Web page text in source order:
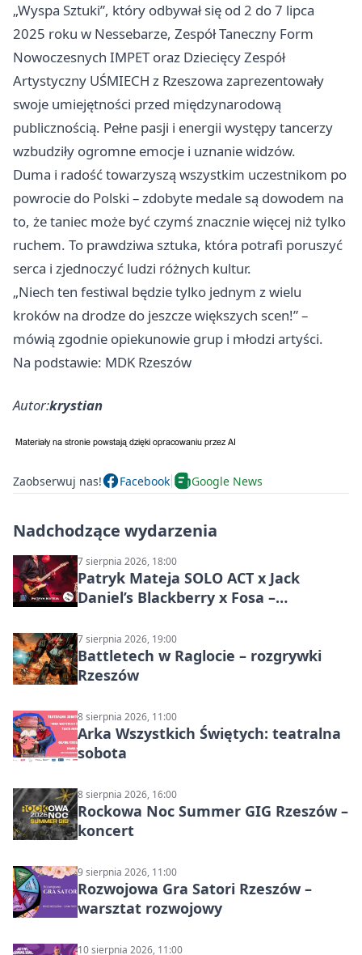
„Wyspa Sztuki”, który odbywał się od 2 do 7 lipca
2025 roku w Nessebarze, Zespół Taneczny Form
Nowoczesnych IMPET oraz Dziecięcy Zespół
Artystyczny UŚMIECH z Rzeszowa zaprezentowały
swoje umiejętności przed międzynarodową
publicznością. Pełne pasji i energii występy tancerzy
wzbudziły ogromne emocje i uznanie widzów.
Duma i radość towarzyszą wszystkim uczestnikom po
powrocie do Polski – zdobyte medale są dowodem na
to, że taniec może być czymś znacznie więcej niż tylko
ruchem. To prawdziwa sztuka, która potrafi poruszyć
serca i zjednoczyć ludzi różnych kultur.
„Niech ten festiwal będzie tylko jednym z wielu
kroków na drodze do jeszcze większych scen!” –
mówią zgodnie opiekunowie grup i młodzi artyści.
Na podstawie: MDK Rzeszów
Autor:krystian
Zaobserwuj nas! Facebook Google News
Nadchodzące wydarzenia
7 sierpnia 2026, 18:00
Patryk Mateja SOLO ACT x Jack
Daniel’s Blackberry x Fosa –
7 sierpnia 2026, 19:00
Battletech w Raglocie – rozgrywki
Rzeszów
8 sierpnia 2026, 11:00
Arka Wszystkich Świętych: teatralna
sobota
8 sierpnia 2026, 16:00
Rockowa Noc Summer GIG Rzeszów –
koncert
9 sierpnia 2026, 11:00
Rozwojowa Gra Satori Rzeszów –
warsztat rozwojowy
10 sierpnia 2026, 11:00